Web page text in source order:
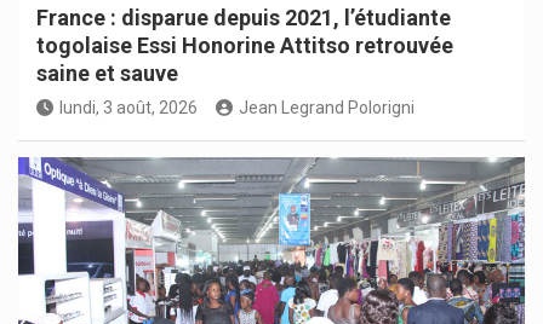
France : disparue depuis 2021, l’étudiante
togolaise Essi Honorine Attitso retrouvée
saine et sauve
lundi, 3 août, 2026 Jean Legrand Polorigni